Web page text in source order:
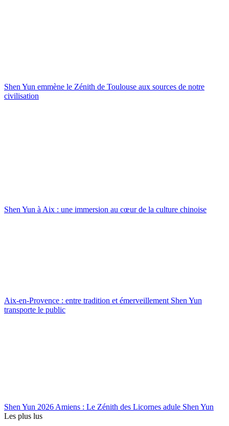
Shen Yun emmène le Zénith de Toulouse aux sources de notre
civilisation
Shen Yun à Aix : une immersion au cœur de la culture chinoise
Aix-en-Provence : entre tradition et émerveillement Shen Yun
transporte le public
Shen Yun 2026 Amiens : Le Zénith des Licornes adule Shen Yun
Les plus lus